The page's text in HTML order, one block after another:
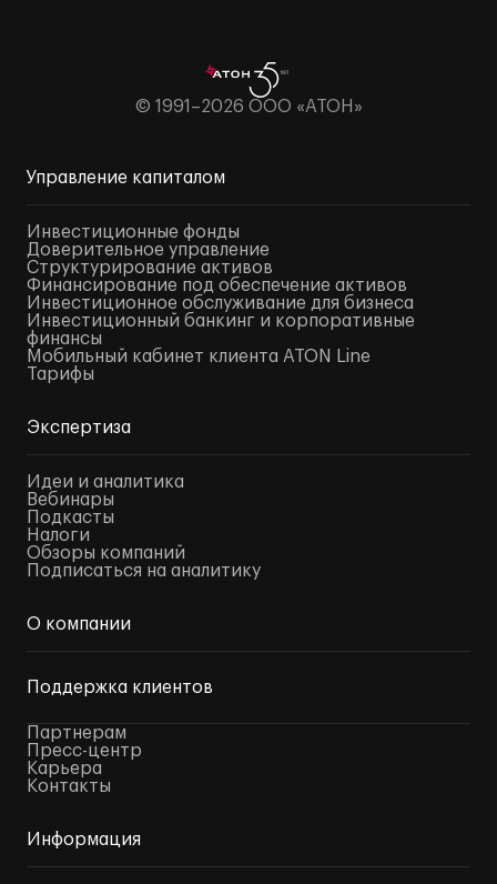
© 1991–2026 ООО «АТОН»
Управление капиталом
Инвестиционные фонды
Доверительное управление
Структурирование активов
Финансирование под обеспечение активов
Инвестиционное обслуживание для бизнеса
Инвестиционный банкинг и корпоративные
финансы
Мобильный кабинет клиента ATON Line
Тарифы
Экспертиза
Идеи и аналитика
Вебинары
Подкасты
Налоги
Обзоры компаний
Подписаться на аналитику
О компании
Поддержка клиентов
Партнерам
Пресс-центр
Карьера
Контакты
Информация